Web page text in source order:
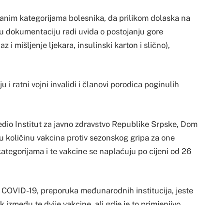
kategorijama bolesnika, da prilikom dolaska na
dokumentaciju radi uvida o postojanju gore
i mišljenje ljekara, insulinski karton i slično),
i ratni vojni invalidi i članovi porodica poginulih
Institut za javno zdravstvo Republike Srpske, Dom
količinu vakcina protiv sezonskog gripa za one
i te vakcine se naplaćuju po cijeni od 26
19, preporuka međunarodnih institucija, jeste